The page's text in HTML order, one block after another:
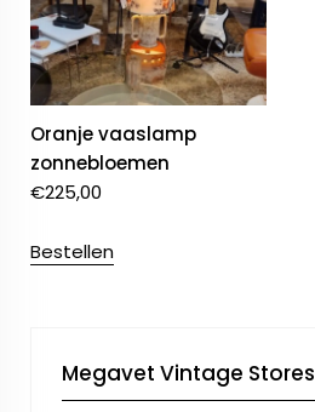
Oranje vaaslamp
zonnebloemen
€225,00
Bestellen
Megavet Vintage Stores